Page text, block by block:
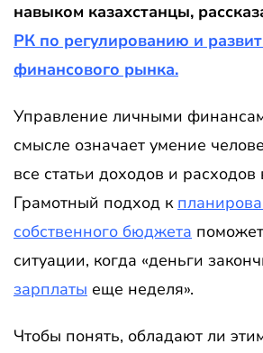
навыком казахстанцы,
РК по регулированию и
финансового рынка.
Управление личными
смысле означает умение
все статьи доходов и
Грамотный подход к
собственного бюджета
ситуации, когда «деньги
зарплаты еще неделя».
Чтобы понять, обладают ли